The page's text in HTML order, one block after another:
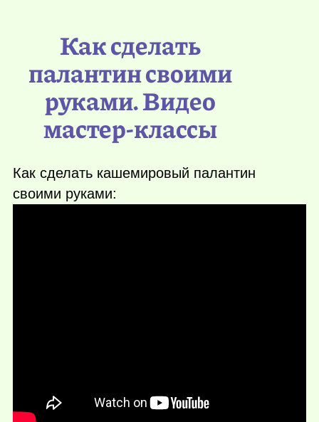
Как сделать
палантин своими
руками. Видео
мастер-классы
Как сделать кашемировый палантин
своими руками: